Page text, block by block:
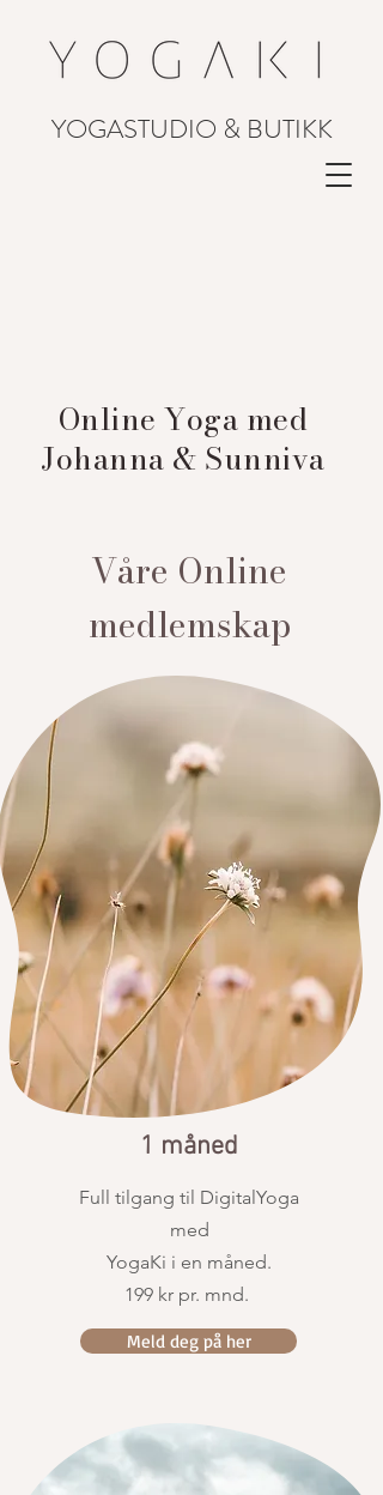
YOGASTUDIO & BUTIKK
Online Yoga med
Johanna & Sunniva
Våre Online
medlemskap
1 måned
Full tilgang til DigitalYoga
med
YogaKi i en måned.
199 kr pr. mnd.
Meld deg på her